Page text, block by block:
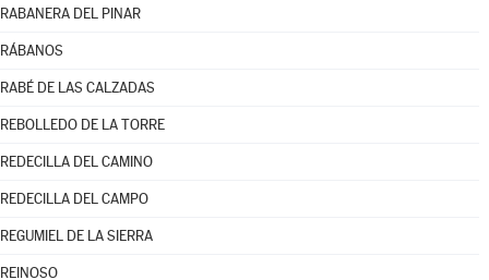
RABANERA DEL PINAR
RÁBANOS
RABÉ DE LAS CALZADAS
REBOLLEDO DE LA TORRE
REDECILLA DEL CAMINO
REDECILLA DEL CAMPO
REGUMIEL DE LA SIERRA
REINOSO